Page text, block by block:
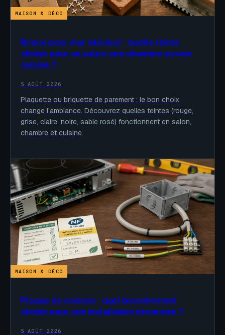
MAISON & DÉCO
Brique pour mur intérieur : quelle teinte
choisir pour un salon, une chambre ou une
cuisine ?
5 AOÛT 2026
Plaquette ou briquette de parement : le bon choix
change l’ambiance. Découvrez quelles teintes (rouge,
grise, claire, noire, sable rosé) fonctionnent en salon,
chambre et cuisine.
MAISON & DÉCO
Plaque de cuisson : quel branchement
choisir pour une installation sécurisée ?
5 AOÛT 2026